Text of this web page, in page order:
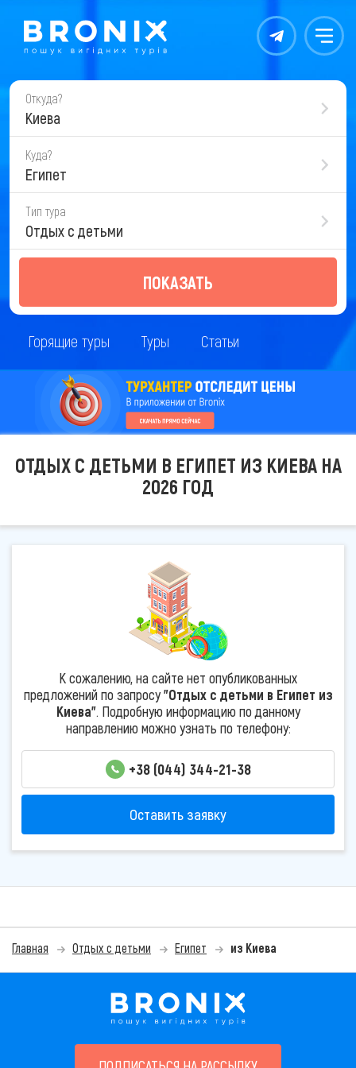
Контакты Меню
Откуда?
Киева
Куда?
Египет
Тип тура
Отдых с детьми
ПОКАЗАТЬ
Горящие туры Туры Статьи
ОТДЫХ С ДЕТЬМИ В ЕГИПЕТ ИЗ КИЕВА НА
2026 ГОД
К сожалению, на сайте нет опубликованных
предложений по запросу"Отдых с детьми в Египет из
Киева". Подробную информацию по данному
направлению можно узнать по телефону:
+38 (044) 344-21-38
Оставить заявку
Главная Отдых с детьми Египет из Киева